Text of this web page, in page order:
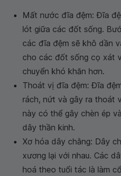
Mất nước đĩa đệm: Đĩa
lót giữa các đốt sống.
các đĩa đệm sẽ khô dần
cho các đốt sống cọ xát
chuyển khó khăn hơn.
Thoát vị đĩa đệm: Đĩa
rách, nứt và gây ra thoát
này có thể gây chèn ép
dây thần kinh.
Xơ hóa dây chằng: Dây
xương lại với nhau. Các
hoá theo tuổi tác là làm